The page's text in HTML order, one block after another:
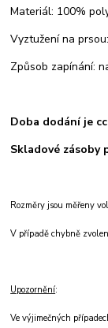
Materiál: 100%
Vyztužení na
Způsob zapínání:
Doba dodání je
Skladové zásoby
Rozměry jsou měřeny
V případě chybně
Upozornění:
Ve výjimečných